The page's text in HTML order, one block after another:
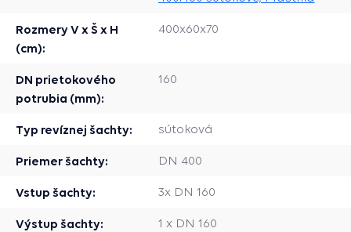
Rozmery V x Š x H
(cm):
400x60x70
DN prietokového
potrubia (mm):
160
Typ revíznej šachty: sútoková
Priemer šachty: DN 400
Vstup šachty: 3x DN 160
Výstup šachty: 1 x DN 160